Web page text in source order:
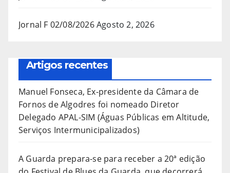
Jornal F 02/08/2026Agosto 2, 2026
Artigos recentes
Manuel Fonseca, Ex-presidente da Câmara de
Fornos de Algodres foi nomeado Diretor
Delegado APAL-SIM (Águas Públicas em Altitude,
Serviços Intermunicipalizados)
A Guarda prepara-se para receber a 20ª edição